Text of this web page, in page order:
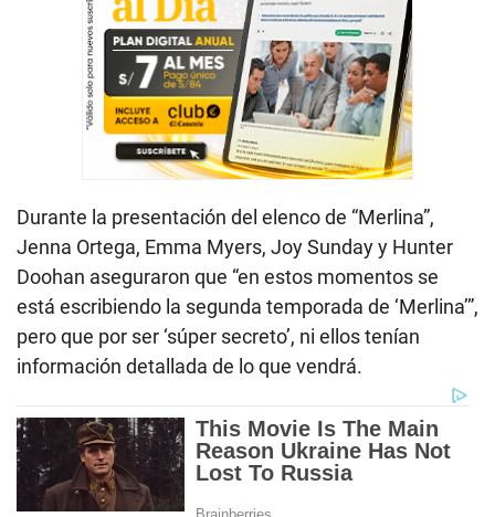
Durante la presentación del elenco de “Merlina”,
Jenna Ortega, Emma Myers, Joy Sunday y Hunter
Doohan aseguraron que “en estos momentos se
está escribiendo la segunda temporada de ‘Merlina’”,
pero que por ser ‘súper secreto’, ni ellos tenían
información detallada de lo que vendrá.